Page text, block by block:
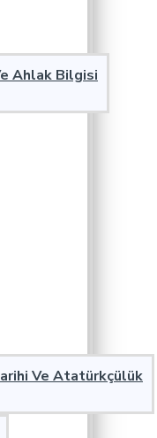
Ahlak Bilgisi
Ve Atatürkçülük